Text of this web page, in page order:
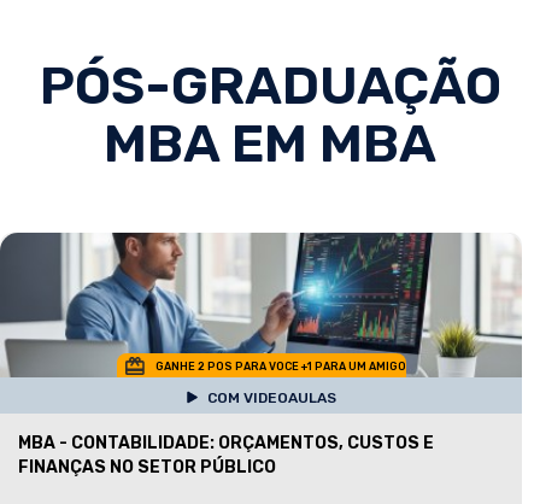
PÓS-GRADUAÇÃO
MBA EM MBA
GANHE 2 POS PARA VOCE +1 PARA UM AMIGO
COM VIDEOAULAS
MBA - CONTABILIDADE: ORÇAMENTOS, CUSTOS E
FINANÇAS NO SETOR PÚBLICO